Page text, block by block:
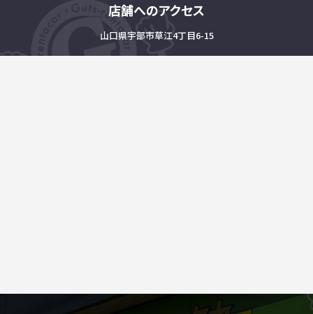
店舗へのアクセス
山口県宇部市草江4丁目6-15